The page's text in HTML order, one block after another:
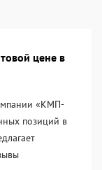
цене в
«KМП-
позиций в